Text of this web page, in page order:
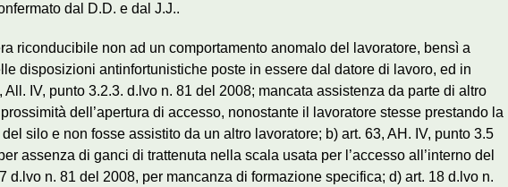
dal D.D. e dal J.J..
riconducibile non ad un comportamento anomalo del lavoratore, bensì a
disposizioni antinfortunistiche poste in essere dal datore di lavoro, ed in
All. IV, punto 3.2.3. d.lvo n. 81 del 2008; mancata assistenza da parte di altro
dell’apertura di accesso, nonostante il lavoratore stesse prestando la
silo e non fosse assistito da un altro lavoratore; b) art. 63, AH. IV, punto 3.5
assenza di ganci di trattenuta nella scala usata per l’accesso all’interno del
d.lvo n. 81 del 2008, per mancanza di formazione specifica; d) art. 18 d.lvo n.